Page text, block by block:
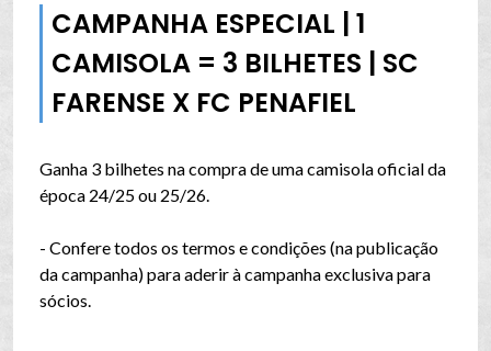
CAMPANHA ESPECIAL | 1
CAMISOLA = 3 BILHETES | SC
FARENSE X FC PENAFIEL
Ganha 3 bilhetes na compra de uma camisola oficial da
época 24/25 ou 25/26.
- Confere todos os termos e condições (na publicação
da campanha) para aderir à campanha exclusiva para
sócios.